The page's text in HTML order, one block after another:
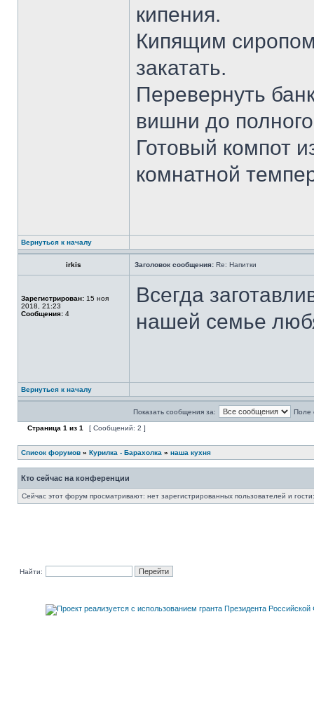
кипения.
Кипящим
закатать.
Перевернуть
вишни до
Готовый компот
комнатной
Вернуться к началу
irkis Заголовок сообщения: Re: Напитки
Зарегистрирован: 15 ноя
2018, 21:23
Сообщения: 4
Всегда
нашей семье
Вернуться к началу
Показать сообщения за: Поле
Страница 1 из 1 [ Сообщений: 2 ]
Список форумов » Курилка - Барахолка » наша кухня
Кто сейчас на конференции
Сейчас этот форум просматривают: нет зарегистрированных пользователей и
Найти: